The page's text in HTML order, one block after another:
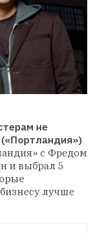
не
с Фредом
и выбрал 5
лучше